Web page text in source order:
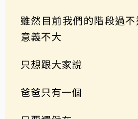
雖然目前我們的階段過
意義不大
只想跟大家說
爸爸只有一個